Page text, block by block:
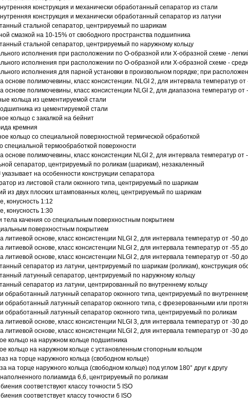
конструкция и механически обработанный сепаратор из стали
конструкция и механически обработанный сепаратор из латуни
стальной сепаратор, центрируемый по шарикам
смазкой на 10-15% от свободного пространства подшипника
стальной сепаратор, центрируемый по наружному кольцу
исполнения при расположении по О-образной или Х-образной схеме -
исполнения при расположении по О-образной или Х-образной схеме -
исполнения для парной установки в произвольном порядке; при
основе полимочевины, класс консистенции. NLGI 2, для интервала температур
основе полимочевины, класс консистенции NLGI 2, для диапазона температур от
кольца из цементируемой стали
из цементируемой стали
кольцо с закалкой на бейнит
кремния
кольцо со специальной поверхностной термической обработкой
специальной термообработкой поверхности
основе полимочевины, класс консистенции NLGI 2, для интервала температур от
сепаратор, центрируемый по роликам (шарикам), незакаленный
на особенности конструкции сепаратора
из листовой стали оконного типа, центрируемый по шарикам
из двух плоских штампованных колец, центрируемый по шарикам
конусность 1:12
конусность 1:30
тела качения со специальным поверхностным покрытием
поверхностным покрытием
литиевой основе, класс консистенции NLGI 2, для интервала температур от -50
литиевой основе, класс консистенции NLGI 2, для интервала температур от -55
литиевой основе, класс консистенции NLGI 2, для интервала температур от -50
сепаратор из латуни, центрируемый по шарикам (роликам), конструкция
латунный сепаратор, центрируемый по наружному кольцу
сепаратор из латуни, центрированный по внутреннему кольцу
обработанный латунный сепаратор оконного типа, центрируемый по
обработанный латунный сепаратор оконного типа, с фрезерованными или
обработанный латунный сепаратор оконного типа, центрируемый по роликам
литиевой основе, класс консистенции NLGI 3, для интервала температур от -30
литиевой основе, класс консистенции NLGI 2, для интервала температур от -30
кольцо на наружном кольце подшипника
кольцо на наружном кольце с установленным стопорным кольцом
на торце наружного кольца (свободном кольце)
на торце наружного кольца (свободном кольце) под углом 180° друг к другу
полиамида 6,6, центрируемый по роликам
соответствуют классу точности 5 ISO
соответствует классу точности 6 ISO